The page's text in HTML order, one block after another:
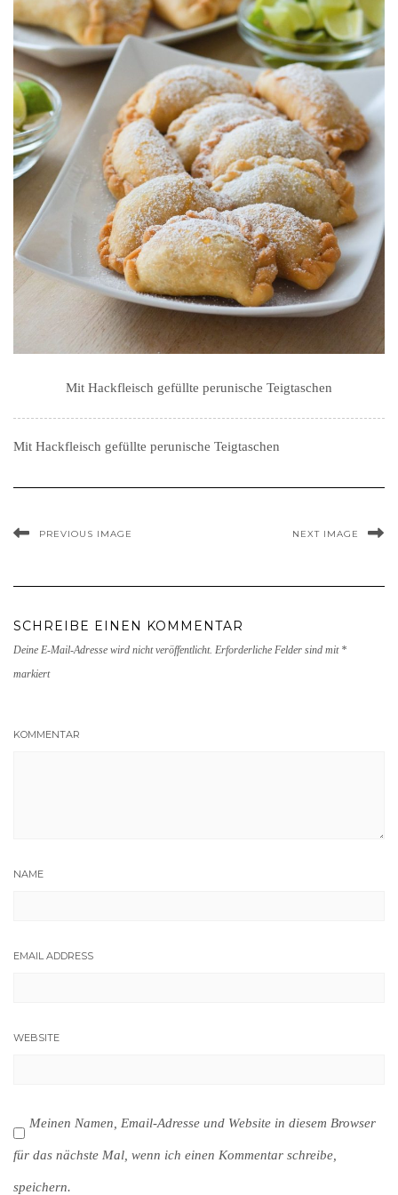
Mit Hackfleisch gefüllte perunische Teigtaschen
Mit Hackfleisch gefüllte perunische Teigtaschen
PREVIOUS IMAGE NEXT IMAGE
SCHREIBE EINEN KOMMENTAR
Deine E-Mail-Adresse wird nicht veröffentlicht. Erforderliche Felder sind mit *
markiert
KOMMENTAR
NAME
EMAIL ADDRESS
WEBSITE
Meinen Namen, Email-Adresse und Website in diesem Browser
für das nächste Mal, wenn ich einen Kommentar schreibe,
speichern.